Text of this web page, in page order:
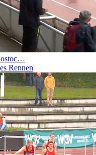
Rennen